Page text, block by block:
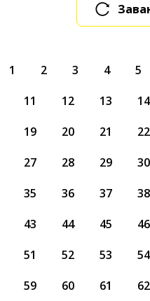
1 2 3 4 5
11
12 13 14
19
20 21 22
27
28 29 30
35
36 37 38
43
44 45 46
51
52 53 54
59
60 61 62